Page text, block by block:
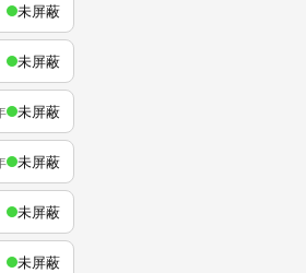
未屏蔽
未屏蔽
未屏蔽
未屏蔽
未屏蔽
未屏蔽